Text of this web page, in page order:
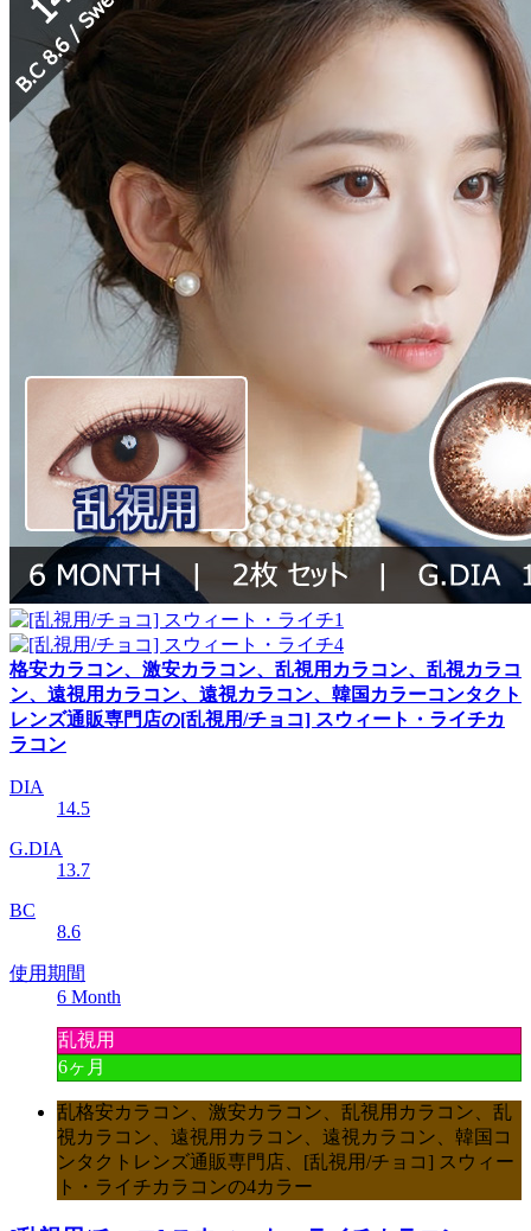
格安カラコン、激安カラコン、乱視用カラコン、乱視カラコ
ン、遠視用カラコン、遠視カラコン、韓国カラーコンタクト
レンズ通販専門店の[乱視用/チョコ] スウィート・ライチカ
ラコン
DIA
14.5
G.DIA
13.7
BC
8.6
使用期間
6 Month
乱視用
6ヶ月
乱格安カラコン、激安カラコン、乱視用カラコン、乱
視カラコン、遠視用カラコン、遠視カラコン、韓国コ
ンタクトレンズ通販専門店、[乱視用/チョコ] スウィー
ト・ライチカラコンの4カラー